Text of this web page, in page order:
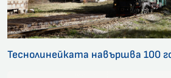
Теснолинейката навършва 100